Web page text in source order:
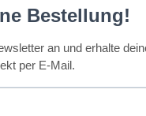
Bestellung!
an und erhalte
per E-Mail.